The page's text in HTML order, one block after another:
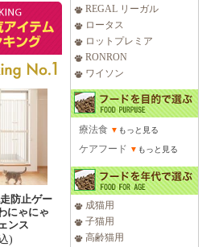
防止ゲー
にゃにゃ
ンス
)
REGAL リーガル
ロータス
ロットプレミア
RONRON
ワイソン
療法食 ▼ もっと見る
ケアフード ▼ もっと見る
成猫用
子猫用
高齢猫用